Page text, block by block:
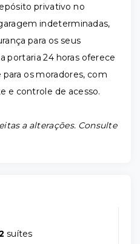
privativo no
indeterminadas,
para os seus
portaria 24 horas oferece
os moradores, com
e controle de acesso.
a alterações. Consulte
suítes